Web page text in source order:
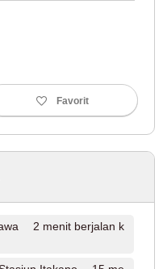
Favorit
2 menit berjalan k
Kota Kyoto
Kota Kyoto (1)